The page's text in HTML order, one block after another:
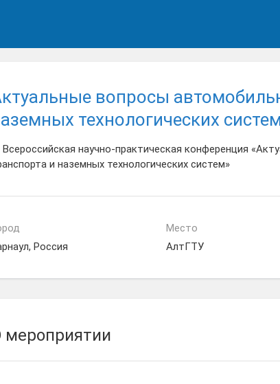
вопросы
технологических
Всероссийская научно-практическая конференция
и наземных технологических систем»
Россия
Место
АлтГТУ
мероприятии